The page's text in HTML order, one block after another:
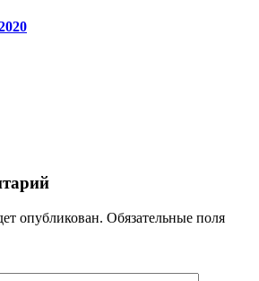
опубликован. Обязательные поля